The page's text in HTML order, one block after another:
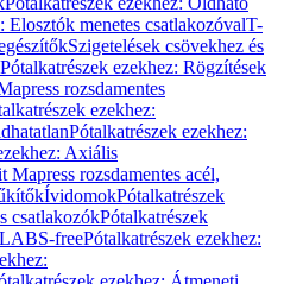
Elosztók menetes csatlakozóvalT-
Szigetelések csövekhez és
Pótalkatrészek ezekhez: Rögzítések
rozsdamentes
ezekhez:
Pótalkatrészek ezekhez:
Axiális
Mapress rozsdamentes acél,
ÍvidomokPótalkatrészek
csatlakozókPótalkatrészek
LABS-freePótalkatrészek ezekhez: